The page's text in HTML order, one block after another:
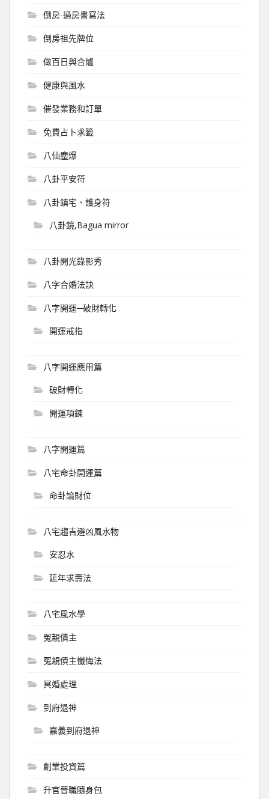
倒房-過房書寫法
倒房祖先牌位
做百日與合爐
健康與風水
催發業務和訂單
免費占卜求籤
八仙塵爆
八卦平安符
八卦鎮宅、護身符
八卦鏡,Bagua mirror
八卦開光錄影秀
八字合婚法訣
八字開運─破財轉化
開運戒指
八字開運應用篇
破財轉化
開運項鍊
八字開運篇
八宅命卦開運篇
命卦論財位
八宅趨吉避凶風水物
安忍水
延年求壽法
八宅風水學
冤親債主
冤親債主懺悔法
冥婚處理
到府退神
嘉義到府退神
創業投資篇
升官晉職隨身包